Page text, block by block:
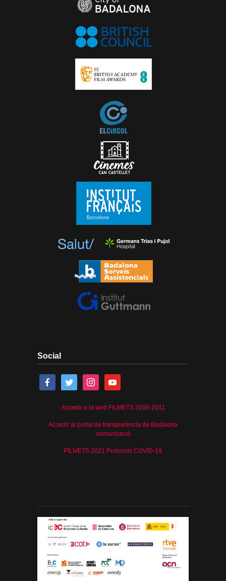
Social
Accedir a la web FILMETS 2006-2011
Accedir al portal de transparència de Badalona
comunicació
FILMETS 2021 Protocols COVID-19